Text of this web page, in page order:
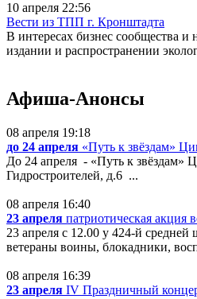
10 апреля 22:56
Вести из ТПП г. Кронштадта
В интересах бизнес сообщества
издании и распространении
Афиша-Анонсы
08 апреля 19:18
до 24 апреля «Путь к звёздам»
До 24 апреля - «Путь к звёздам»
Гидростроителей, д.6 ...
08 апреля 16:40
23 апреля патриотическая акция
23 апреля с 12.00 у 424-й
ветераны воины, блокадники,
08 апреля 16:39
23 апреля IV Праздничный